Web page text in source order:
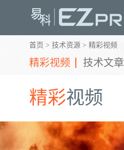
首页 > 技术资源 > 精彩视频
精彩视频 技术文章
精彩视频